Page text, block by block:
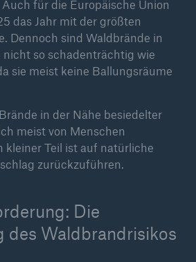
für die Europäische Union
das Jahr mit der größten
Dennoch sind Waldbrände in
nicht so schadenträchtig wie
sie meist keine Ballungsräume
in der Nähe besiedelter
meist von Menschen
kleiner Teil ist auf natürliche
zurückzuführen.
Die
des Waldbrandrisikos
von Munich Re
oder Escape-Taste drücken